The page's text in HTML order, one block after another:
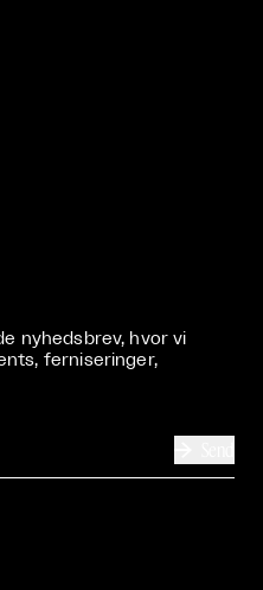
nyhedsbrev, hvor vi
ferniseringer,